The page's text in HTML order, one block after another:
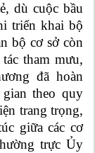
dù cuộc bầu
triển khai bộ
bộ cơ sở còn
tham mưu,
đã hoàn
theo quy
trang trọng,
giữa các cơ
trực Ủy